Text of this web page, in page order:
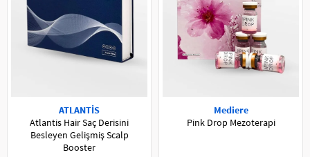
ATLANTİS
Atlantis Hair Saç Derisini
Besleyen Gelişmiş Scalp
Booster
Mediere
Pink Drop Mezoterapi